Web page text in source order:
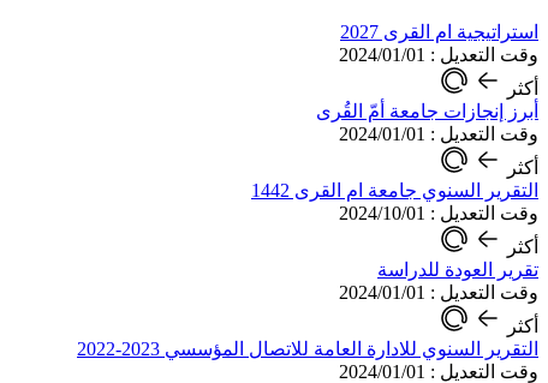
استراتيجية ام القرى 2027
وقت التعديل : 2024/01/01
أكثر
أبرز إنجازات جامعة أمّ القُرى
وقت التعديل : 2024/01/01
أكثر
التقرير السنوي جامعة ام القرى 1442
وقت التعديل : 2024/10/01
أكثر
تقرير العودة للدراسة
وقت التعديل : 2024/01/01
أكثر
التقرير السنوي للادارة العامة للاتصال المؤسسي 2023-2022
وقت التعديل : 2024/01/01